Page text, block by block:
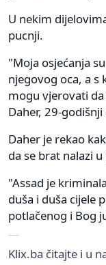
U nekim
pucnji.
"Moja osjećanja
njegovog oca, a s
mogu vjerovati
Daher, 29-
Daher je rekao
da se brat nalazi
"Assad je
duša i duša cijele
potlačenog i Bog
Klix.ba čitajte i u